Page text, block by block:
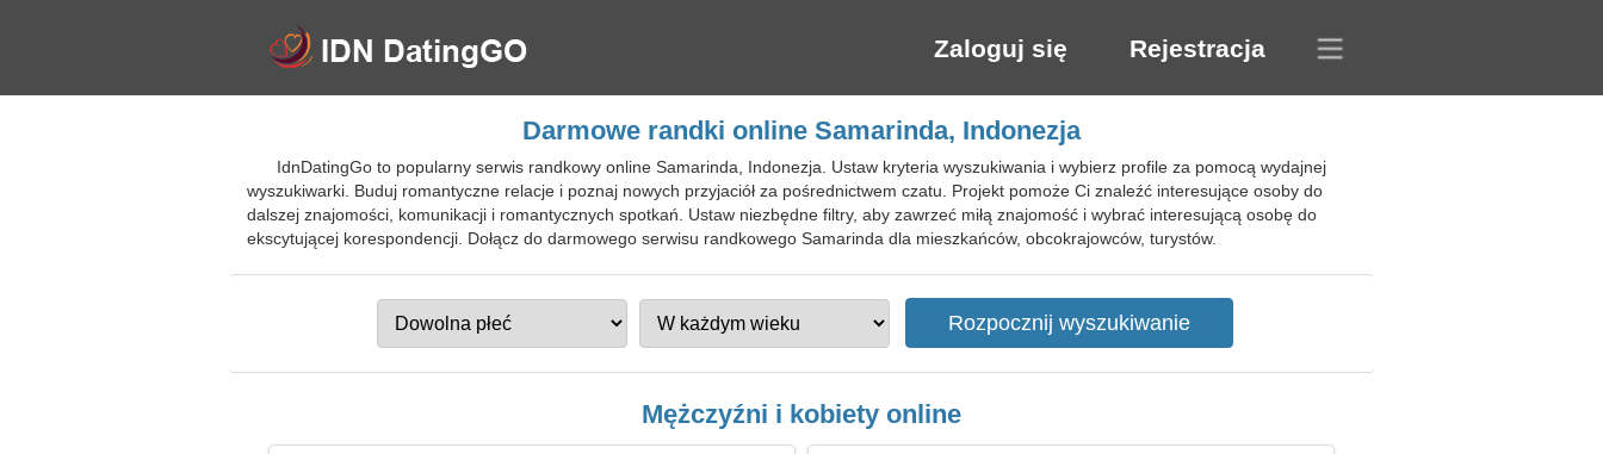
Zaloguj się Rejestracja
Darmowe randki online Samarinda, Indonezja
IdnDatingGo to popularny serwis randkowy online Samarinda, Indonezja. Ustaw kryteria wyszukiwania i wybierz profile za pomocą wydajnej
wyszukiwarki. Buduj romantyczne relacje i poznaj nowych przyjaciół za pośrednictwem czatu. Projekt pomoże Ci znaleźć interesujące osoby do
dalszej znajomości, komunikacji i romantycznych spotkań. Ustaw niezbędne filtry, aby zawrzeć miłą znajomość i wybrać interesującą osobę do
ekscytującej korespondencji. Dołącz do darmowego serwisu randkowego Samarinda dla mieszkańców, obcokrajowców, turystów.
Mężczyźni i kobiety online